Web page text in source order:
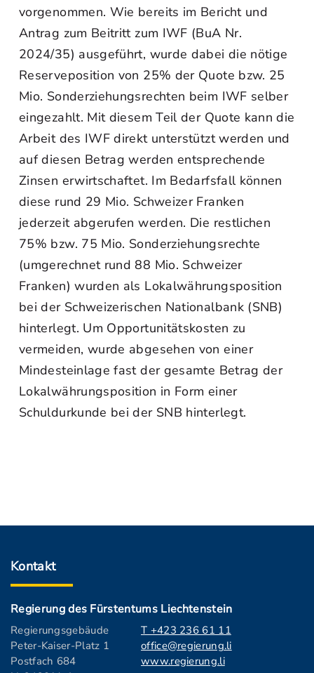
vorgenommen. Wie bereits im Bericht und
Antrag zum Beitritt zum IWF (BuA Nr.
2024/35) ausgeführt, wurde dabei die nötige
Reserveposition von 25% der Quote bzw. 25
Mio. Sonderziehungsrechten beim IWF selber
eingezahlt. Mit diesem Teil der Quote kann die
Arbeit des IWF direkt unterstützt werden und
auf diesen Betrag werden entsprechende
Zinsen erwirtschaftet. Im Bedarfsfall können
diese rund 29 Mio. Schweizer Franken
jederzeit abgerufen werden. Die restlichen
75% bzw. 75 Mio. Sonderziehungsrechte
(umgerechnet rund 88 Mio. Schweizer
Franken) wurden als Lokalwährungsposition
bei der Schweizerischen Nationalbank (SNB)
hinterlegt. Um Opportunitätskosten zu
vermeiden, wurde abgesehen von einer
Mindesteinlage fast der gesamte Betrag der
Lokalwährungsposition in Form einer
Schuldurkunde bei der SNB hinterlegt.
Kontakt
Regierung des Fürstentums Liechtenstein
Regierungsgebäude
Peter-Kaiser-Platz 1
Postfach 684
T +423 236 61 11
office@regierung.li
www.regierung.li